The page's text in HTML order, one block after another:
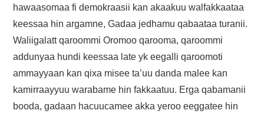
hawaasomaa fi demokraasii kan akaakuu walfakkaataa
keessaa hin argamne, Gadaa jedhamu qabaataa turanii.
Waliigalatt qaroommi Oromoo qarooma, qaroommi
addunyaa hundi keessaa late yk eegalli qaroomoti
ammayyaan kan qixa misee ta’uu danda malee kan
kamirraayyuu warabame hin fakkaatuu. Erga qabamanii
booda, gadaan hacuucamee akka yeroo eeggatee hin